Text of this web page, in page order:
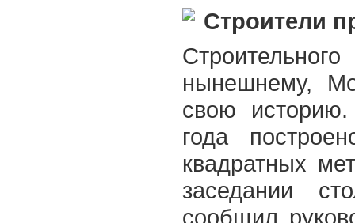
Строители
нынешнему,
свою
года
квадратных
заседании
сообщил